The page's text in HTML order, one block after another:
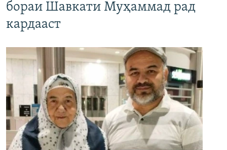
бораи Шавкати Муҳаммад рад
кардааст